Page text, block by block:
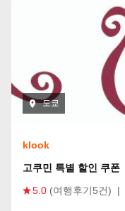
도쿄
klook
고쿠민 특별 할인 쿠폰
5.0 (여행후기5건) |